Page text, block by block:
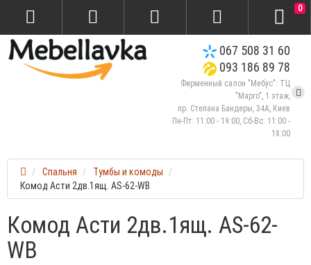
067 508 31 60
093 186 89 78
Фирменный салон "Мебус": ТЦ
"Марго", 1 этаж,
пр. Степана Бандеры, 34А, Киев
Пн-Пт: 11:00 - 19:00, Сб-Вс: 11:00 -
18:00
0
Спальня
Тумбы и комоды
Комод Асти 2дв.1ящ. AS-62-WB
Комод Асти 2дв.1ящ. AS-62-
WB